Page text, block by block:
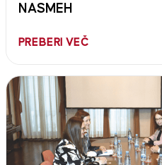
NASMEH
PREBERI VEČ